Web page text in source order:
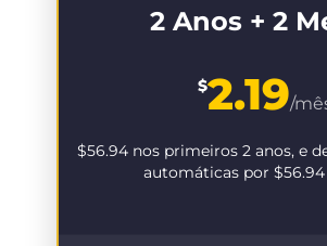
2 Anos + 2
$2.19/
$56.94 nos primeiros 2 anos, e
automáticas por $56.94